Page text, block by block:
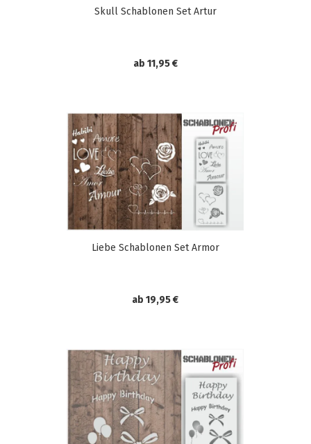
Skull Schablonen Set Artur
ab 11,95 €
Liebe Schablonen Set Armor
ab 19,95 €